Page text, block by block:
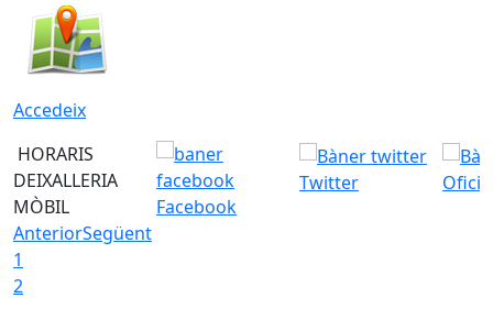
Accedeix
HORARIS
DEIXALLERIA
MÒBIL
Facebook
Twitter
AnteriorSegüent
1
2